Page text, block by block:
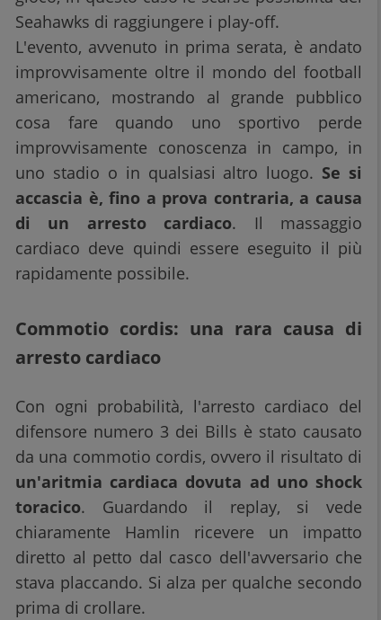
Seahawks di raggiungere i play-off.
L'evento, avvenuto in prima serata, è andato
improvvisamente oltre il mondo del football
americano, mostrando al grande pubblico
cosa fare quando uno sportivo perde
improvvisamente conoscenza in campo, in
uno stadio o in qualsiasi altro luogo. Se si
accascia è, fino a prova contraria, a causa
di un arresto cardiaco. Il massaggio
cardiaco deve quindi essere eseguito il più
rapidamente possibile.
Commotio cordis: una rara causa di
arresto cardiaco
Con ogni probabilità, l'arresto cardiaco del
difensore numero 3 dei Bills è stato causato
da una commotio cordis, ovvero il risultato di
un'aritmia cardiaca dovuta ad uno shock
toracico. Guardando il replay, si vede
chiaramente Hamlin ricevere un impatto
diretto al petto dal casco dell'avversario che
stava placcando. Si alza per qualche secondo
prima di crollare.